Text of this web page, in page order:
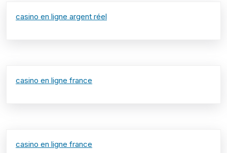
casino en ligne argent réel
casino en ligne france
casino en ligne france